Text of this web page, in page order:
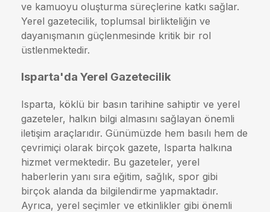
ve kamuoyu oluşturma süreçlerine katkı sağlar.
Yerel gazetecilik, toplumsal birlikteliğin ve
dayanışmanın güçlenmesinde kritik bir rol
üstlenmektedir.
Isparta'da Yerel Gazetecilik
Isparta, köklü bir basın tarihine sahiptir ve yerel
gazeteler, halkın bilgi almasını sağlayan önemli
iletişim araçlarıdır. Günümüzde hem basılı hem de
çevrimiçi olarak birçok gazete, Isparta halkına
hizmet vermektedir. Bu gazeteler, yerel
haberlerin yanı sıra eğitim, sağlık, spor gibi
birçok alanda da bilgilendirme yapmaktadır.
Ayrıca, yerel seçimler ve etkinlikler gibi önemli